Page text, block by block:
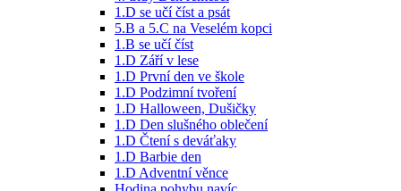
1.D se učí číst a psát
5.B a 5.C na Veselém kopci
1.B se učí číst
1.D Září v lese
1.D První den ve škole
1.D Podzimní tvoření
1.D Halloween, Dušičky
1.D Den slušného oblečení
1.D Čtení s deváťaky
1.D Barbie den
1.D Adventní věnce